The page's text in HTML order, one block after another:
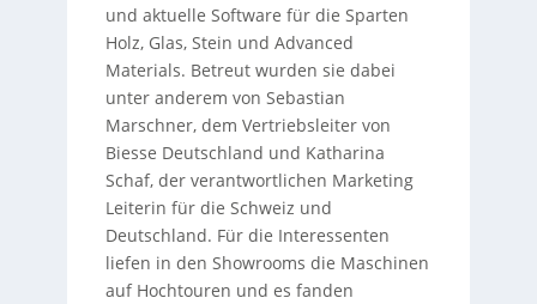
und aktuelle Software für die Sparten
Holz, Glas, Stein und Advanced
Materials. Betreut wurden sie dabei
unter anderem von Sebastian
Marschner, dem Vertriebsleiter von
Biesse Deutschland und Katharina
Schaf, der verantwortlichen Marketing
Leiterin für die Schweiz und
Deutschland. Für die Interessenten
liefen in den Showrooms die Maschinen
auf Hochtouren und es fanden